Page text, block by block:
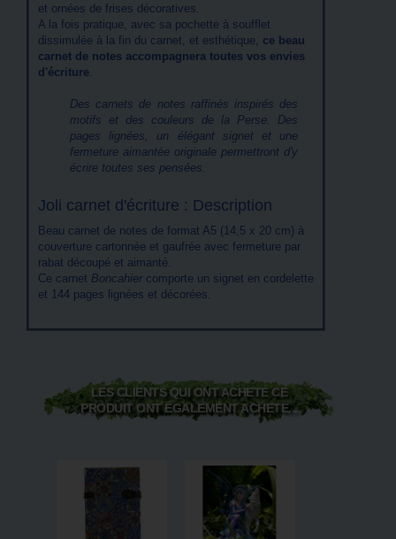
et ornées de frises décoratives.
A la fois pratique, avec sa pochette à soufflet
dissimulée à la fin du carnet, et esthétique, ce beau
carnet de notes accompagnera toutes vos envies
d'écriture.
Des carnets de notes raffinés inspirés des
motifs et des couleurs de la Perse. Des
pages lignées, un élégant signet et une
fermeture aimantée originale permettront d'y
écrire toutes ses pensées.
Joli carnet d'écriture : Description
Beau carnet de notes de format A5 (14,5 x 20 cm) à
couverture cartonnée et gaufrée avec fermeture par
rabat découpé et aimanté.
Ce carnet Boncahiercomporte un signet en cordelette
et 144 pages lignées et décorées.
LES CLIENTS QUI ONT ACHETÉ CE
PRODUIT ONT ÉGALEMENT ACHETÉ...